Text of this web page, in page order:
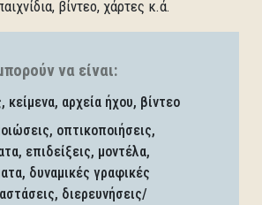
βίντεο, χάρτες κ.ά.
να είναι:
κείμενα, αρχεία ήχου, βίντεο
οπτικοποιήσεις,
επιδείξεις, μοντέλα,
δυναμικές γραφικές
διερευνήσεις/